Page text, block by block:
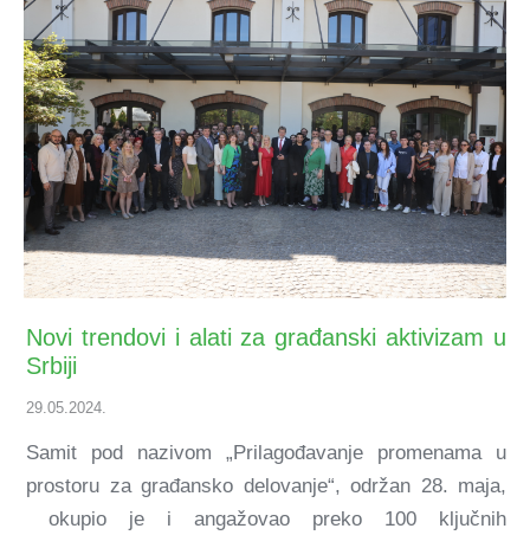
Novi trendovi i alati za građanski aktivizam u
Srbiji
29.05.2024.
Samit pod nazivom „Prilagođavanje promenama u
prostoru za građansko delovanje“, održan 28. maja,
okupio je i angažovao preko 100 ključnih